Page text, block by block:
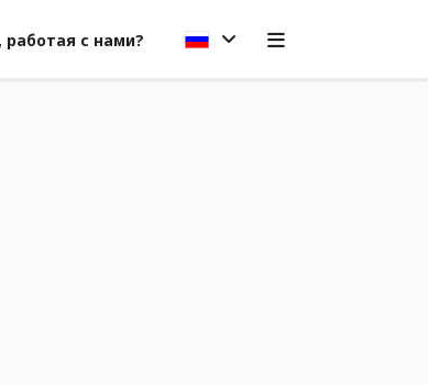
с нами?